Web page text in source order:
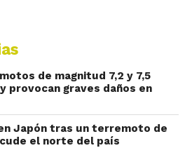
de magnitud 7,2 y 7,5
provocan graves daños en
Japón tras un terremoto de
el norte del país